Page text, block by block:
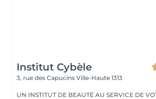
Institut Cybèle
3, rue des Capucins Ville-Haute 1313
UN INSTITUT DE BEAUTÉ AU SERVICE DE